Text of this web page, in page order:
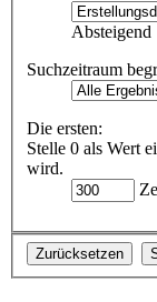
Absteigend
Suchzeitraum
Die ersten:
Stelle 0 als Wert
wird.